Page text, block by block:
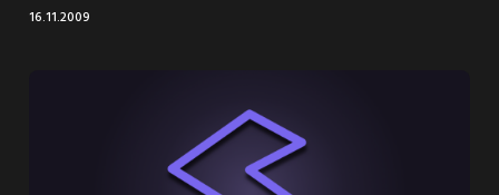
16.11.2009